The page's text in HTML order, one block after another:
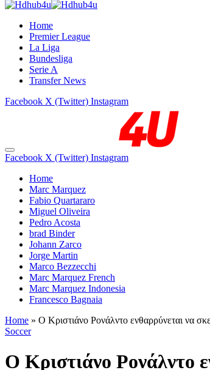
Home
Premier League
La Liga
Bundesliga
Serie A
Transfer News
Facebook X (Twitter) Instagram
Facebook X (Twitter) Instagram
Home
Marc Marquez
Fabio Quartararo
Miguel Oliveira
Pedro Acosta
brad Binder
Johann Zarco
Jorge Martin
Marco Bezzecchi
Marc Marquez French
Marc Marquez Indonesia
Francesco Bagnaia
Home » Ο Κριστιάνο Ρονάλντο ενθαρρύνεται να
Soccer
Ο Κριστιάνο Ρονάλντο